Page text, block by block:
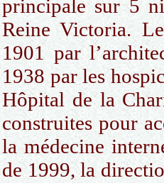
principale sur 5
Reine Victoria.
1901 par
1938 par les
Hôpital de la
construites pour
la médecine
de 1999, la